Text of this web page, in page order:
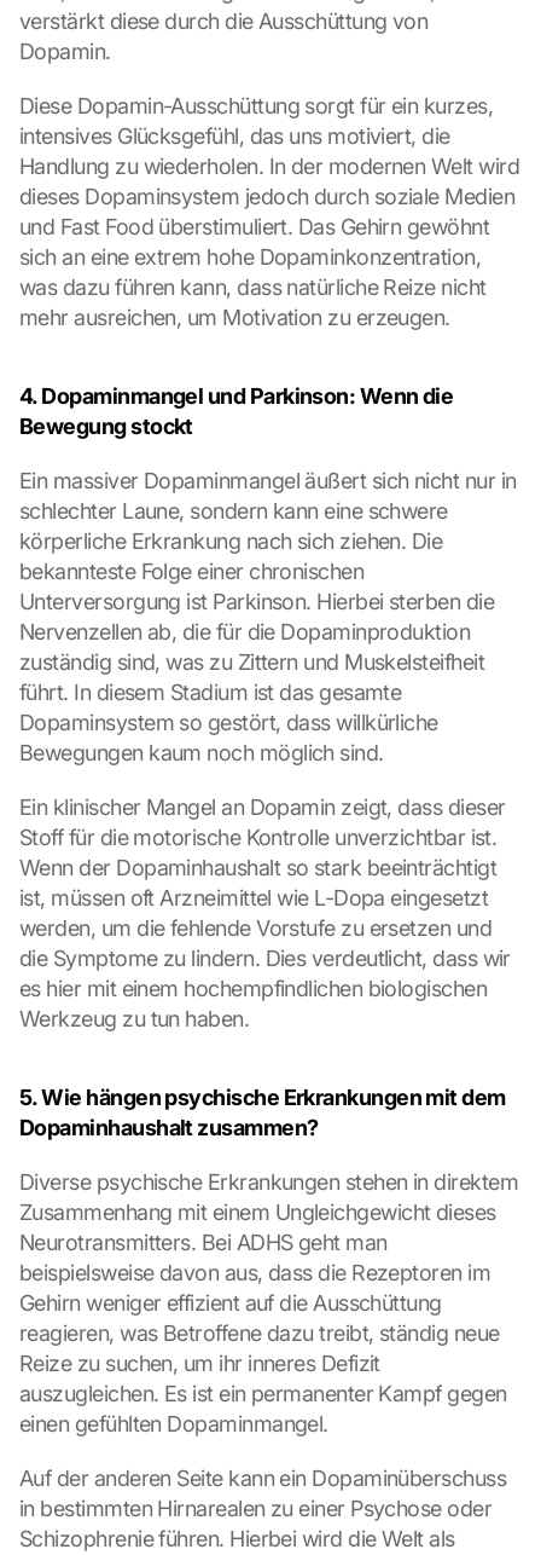
verstärkt diese durch die Ausschüttung von
Dopamin.
Diese Dopamin-Ausschüttung sorgt für ein kurzes,
intensives Glücksgefühl, das uns motiviert, die
Handlung zu wiederholen. In der modernen Welt wird
dieses Dopaminsystem jedoch durch soziale Medien
und Fast Food überstimuliert. Das Gehirn gewöhnt
sich an eine extrem hohe Dopaminkonzentration,
was dazu führen kann, dass natürliche Reize nicht
mehr ausreichen, um Motivation zu erzeugen.
4. Dopaminmangel und Parkinson: Wenn die
Bewegung stockt
Ein massiver Dopaminmangel äußert sich nicht nur in
schlechter Laune, sondern kann eine schwere
körperliche Erkrankung nach sich ziehen. Die
bekannteste Folge einer chronischen
Unterversorgung ist Parkinson. Hierbei sterben die
Nervenzellen ab, die für die Dopaminproduktion
zuständig sind, was zu Zittern und Muskelsteifheit
führt. In diesem Stadium ist das gesamte
Dopaminsystem so gestört, dass willkürliche
Bewegungen kaum noch möglich sind.
Ein klinischer Mangel an Dopamin zeigt, dass dieser
Stoff für die motorische Kontrolle unverzichtbar ist.
Wenn der Dopaminhaushalt so stark beeinträchtigt
ist, müssen oft Arzneimittel wie L-Dopa eingesetzt
werden, um die fehlende Vorstufe zu ersetzen und
die Symptome zu lindern. Dies verdeutlicht, dass wir
es hier mit einem hochempfindlichen biologischen
Werkzeug zu tun haben.
5. Wie hängen psychische Erkrankungen mit dem
Dopaminhaushalt zusammen?
Diverse psychische Erkrankungen stehen in direktem
Zusammenhang mit einem Ungleichgewicht dieses
Neurotransmitters. Bei ADHS geht man
beispielsweise davon aus, dass die Rezeptoren im
Gehirn weniger effizient auf die Ausschüttung
reagieren, was Betroffene dazu treibt, ständig neue
Reize zu suchen, um ihr inneres Defizit
auszugleichen. Es ist ein permanenter Kampf gegen
einen gefühlten Dopaminmangel.
Auf der anderen Seite kann ein Dopaminüberschuss
in bestimmten Hirnarealen zu einer Psychose oder
Schizophrenie führen. Hierbei wird die Welt als